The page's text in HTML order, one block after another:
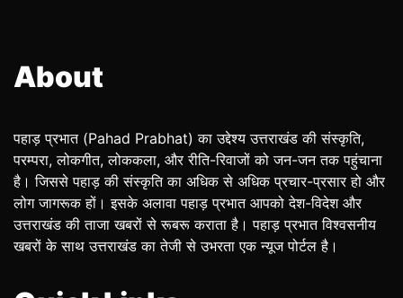
About
पहाड़ प्रभात (Pahad Prabhat) का उद्देश्य उत्तराखंड की संस्कृति,
परम्परा, लोकगीत, लोककला, और रीति-रिवाजों को जन-जन तक पहुंचाना
है। जिससे पहाड़ की संस्कृति का अधिक से अधिक प्रचार-प्रसार हो और
लोग जागरूक हों। इसके अलावा पहाड़ प्रभात आपको देश-विदेश और
उत्तराखंड की ताजा खबरों से रूबरू कराता है। पहाड़ प्रभात विश्वसनीय
खबरों के साथ उत्तराखंड का तेजी से उभरता एक न्यूज पोर्टल है।